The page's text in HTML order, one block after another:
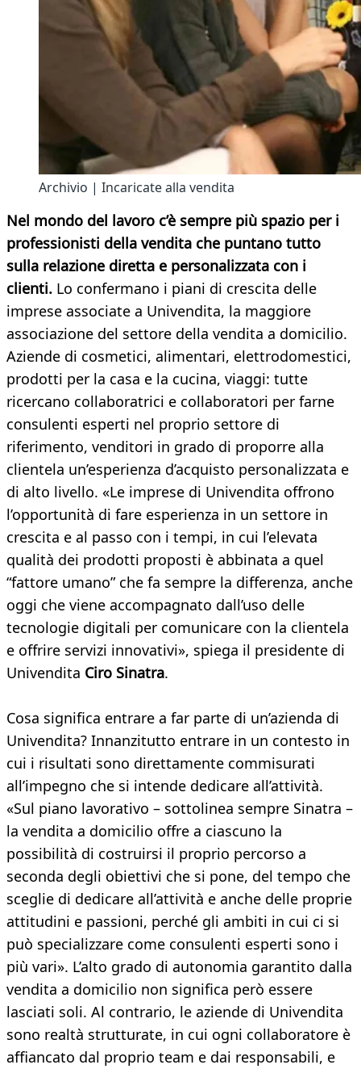
Archivio | Incaricate alla vendita
Nel mondo del lavoro c’è sempre più spazio per i
professionisti della vendita che puntano tutto
sulla relazione diretta e personalizzata con i
clienti. Lo confermano i piani di crescita delle
imprese associate a Univendita, la maggiore
associazione del settore della vendita a domicilio.
Aziende di cosmetici, alimentari, elettrodomestici,
prodotti per la casa e la cucina, viaggi: tutte
ricercano collaboratrici e collaboratori per farne
consulenti esperti nel proprio settore di
riferimento, venditori in grado di proporre alla
clientela un’esperienza d’acquisto personalizzata e
di alto livello. «Le imprese di Univendita offrono
l’opportunità di fare esperienza in un settore in
crescita e al passo con i tempi, in cui l’elevata
qualità dei prodotti proposti è abbinata a quel
“fattore umano” che fa sempre la differenza, anche
oggi che viene accompagnato dall’uso delle
tecnologie digitali per comunicare con la clientela
e offrire servizi innovativi», spiega il presidente di
Univendita Ciro Sinatra.
Cosa significa entrare a far parte di un’azienda di
Univendita? Innanzitutto entrare in un contesto in
cui i risultati sono direttamente commisurati
all’impegno che si intende dedicare all’attività.
«Sul piano lavorativo – sottolinea sempre Sinatra –
la vendita a domicilio offre a ciascuno la
possibilità di costruirsi il proprio percorso a
seconda degli obiettivi che si pone, del tempo che
sceglie di dedicare all’attività e anche delle proprie
attitudini e passioni, perché gli ambiti in cui ci si
può specializzare come consulenti esperti sono i
più vari». L’alto grado di autonomia garantito dalla
vendita a domicilio non significa però essere
lasciati soli. Al contrario, le aziende di Univendita
sono realtà strutturate, in cui ogni collaboratore è
affiancato dal proprio team e dai responsabili, e